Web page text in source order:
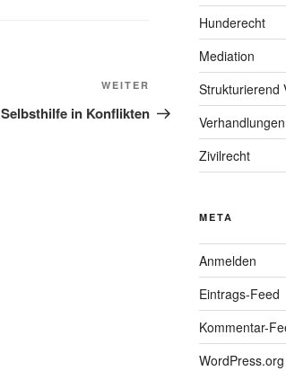
Nächster
Beitrag
WEITER
Selbsthilfe in Konflikten
Hunderecht
Mediation
Strukturierend
Verhandlungen
Zivilrecht
META
Anmelden
Eintrags-Feed
Kommentar-
WordPress.org